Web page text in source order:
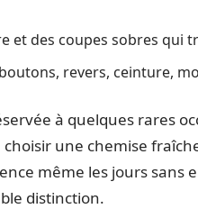
et des coupes sobres qui
revers, ceinture,
à quelques rares
une chemise
même les jours sans
distinction.